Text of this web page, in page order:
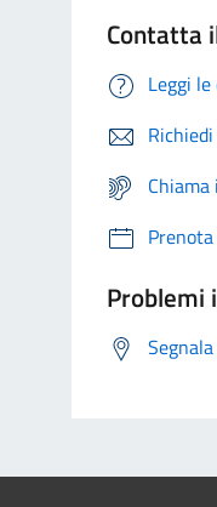
Contatta
Leggi
Problemi